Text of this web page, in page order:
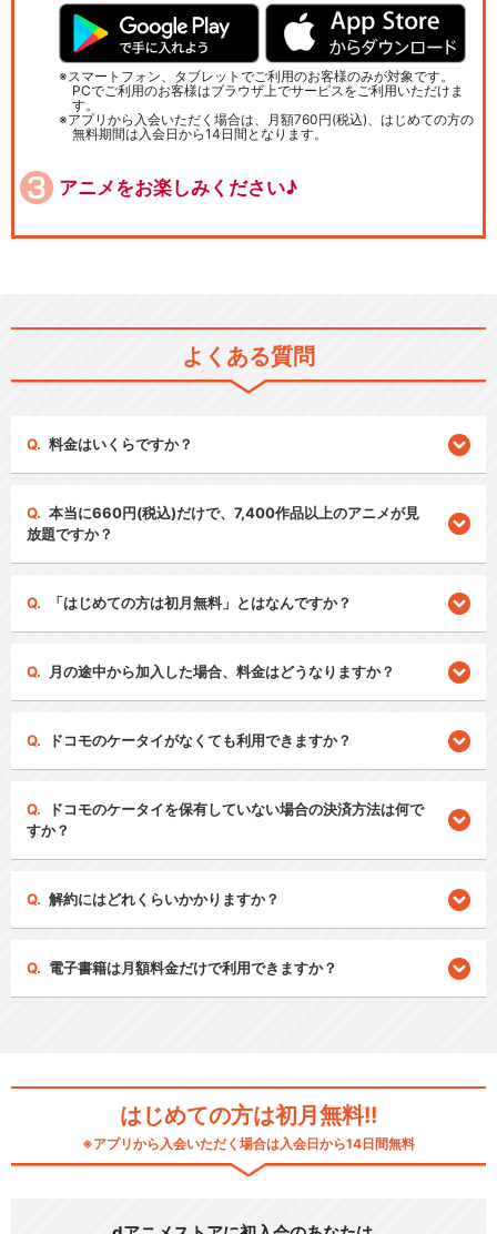
スマートフォン、タブレットでご利用のお客様のみが対象です。
PCでご利用のお客様はブラウザ上でサービスをご利用いただけま
す。
アプリから入会いただく場合は、月額760円(税込)、はじめての方の
無料期間は入会日から14日間となります。
アニメをお楽しみください♪
よくある質問
料金はいくらですか？
本当に660円(税込)だけで、7,400作品以上のアニメが見
放題ですか？
「はじめての方は初月無料」とはなんですか？
月の途中から加入した場合、料金はどうなりますか？
ドコモのケータイがなくても利用できますか？
ドコモのケータイを保有していない場合の決済方法は何で
すか？
解約にはどれくらいかかりますか？
電子書籍は月額料金だけで利用できますか？
はじめての方は初月無料!!
※アプリから入会いただく場合は入会日から14日間無料